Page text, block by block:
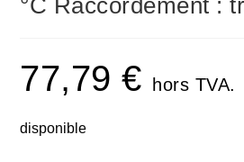
°C Raccordement :
77,79€ hors TVA.
disponible